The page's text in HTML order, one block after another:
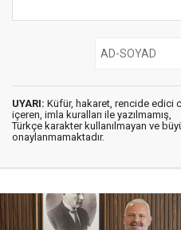
UYARI: Küfür, hakaret, rencide edici
içeren, imla kuralları ile yazılmamış,
Türkçe karakter kullanılmayan ve
onaylanmamaktadır.